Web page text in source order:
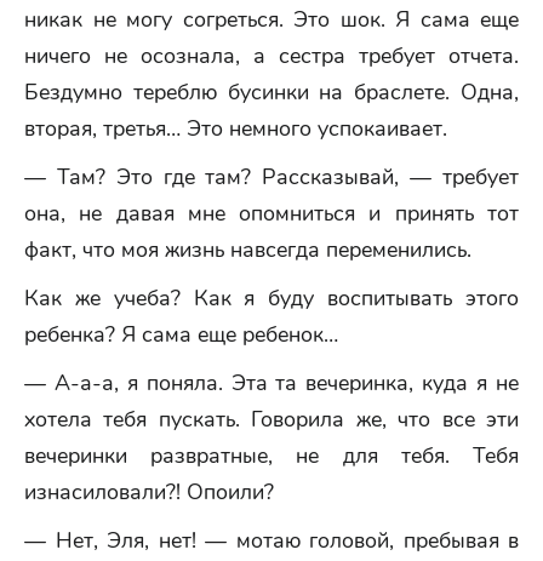
никак не могу согреться. Это шок. Я сама еще
ничего не осознала, а сестра требует отчета.
Бездумно тереблю бусинки на браслете. Одна,
вторая, третья… Это немного успокаивает.
— Там? Это где там? Рассказывай, — требует
она, не давая мне опомниться и принять тот
факт, что моя жизнь навсегда переменились.
Как же учеба? Как я буду воспитывать этого
ребенка? Я сама еще ребенок…
— А-а-а, я поняла. Эта та вечеринка, куда я не
хотела тебя пускать. Говорила же, что все эти
вечеринки развратные, не для тебя. Тебя
изнасиловали?! Опоили?
— Нет, Эля, нет! — мотаю головой, пребывая в